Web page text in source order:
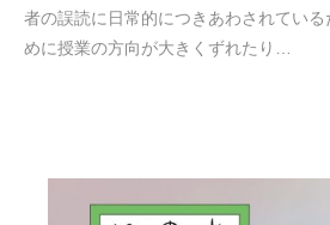
者の誤読に日常的につきあわされてい
めに授業の方向が大きくずれたり…